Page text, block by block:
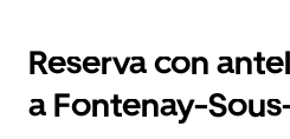
calendario
seleccionar
Reserva con
a Fontenay-